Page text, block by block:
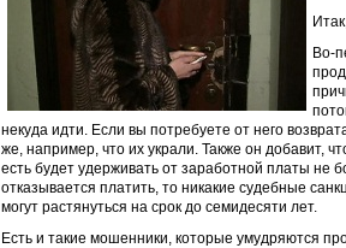
Во-
некуда идти. Если вы потребуете от него
же, например, что их украли. Также он добавит,
есть будет удерживать от заработной платы не
отказывается платить, то никакие судебные
могут растянуться на срок до семидесяти лет.
Есть и такие мошенники, которые умудряются